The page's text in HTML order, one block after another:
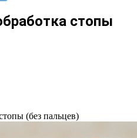
стопы
(без пальцев)